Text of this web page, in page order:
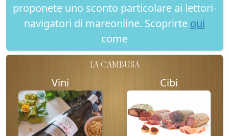
proponete uno sconto particolare ai lettori-
navigatori di mareonline. Scoprirte qui
come
LA CAMBUSA
Vini Cibi